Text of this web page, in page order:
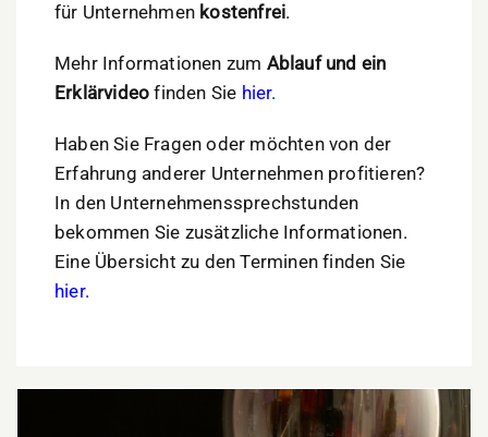
für Unternehmen kostenfrei.
Mehr Informationen zum Ablauf und ein
Erklärvideofinden Sie hier.
Haben Sie Fragen oder möchten von der
Erfahrung anderer Unternehmen profitieren?
In den Unternehmenssprechstunden
bekommen Sie zusätzliche Informationen.
Eine Übersicht zu den Terminen finden Sie
hier.